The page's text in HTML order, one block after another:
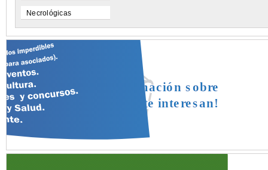
Necrológicas